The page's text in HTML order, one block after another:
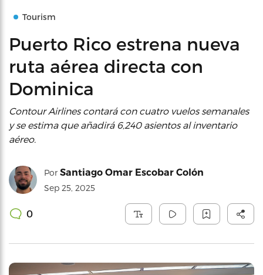
Tourism
Puerto Rico estrena nueva
ruta aérea directa con
Dominica
Contour Airlines contará con cuatro vuelos semanales
y se estima que añadirá 6,240 asientos al inventario
aéreo.
Por Santiago Omar Escobar Colón
Sep 25, 2025
0